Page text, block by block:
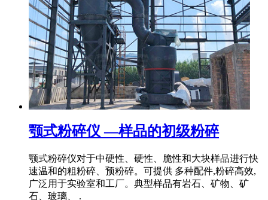
颚式粉碎仪 —样品的初级粉碎
颚式粉碎仪对于中硬性、硬性、脆性和大块样品进行快
速温和的粗粉碎、预粉碎。可提供 多种配件,粉碎高效,
广泛用于实验室和工厂。典型样品有岩石、矿物、矿
石、玻璃、 .